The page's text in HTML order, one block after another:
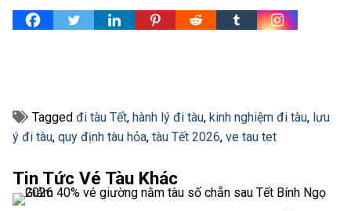
Tagged đi tàu Tết, hành lý đi tàu, kinh nghiệm đi tàu, lưu
ý đi tàu, quy định tàu hỏa, tàu Tết 2026, ve tau tet
Tin Tức Vé Tàu Khác